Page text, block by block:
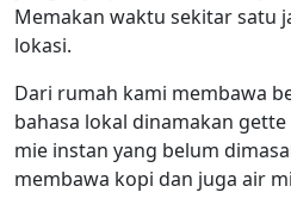
Memakan waktu sekitar satu
lokasi.
Dari rumah kami membawa
bahasa lokal dinamakan
mie instan yang belum
membawa kopi dan juga air